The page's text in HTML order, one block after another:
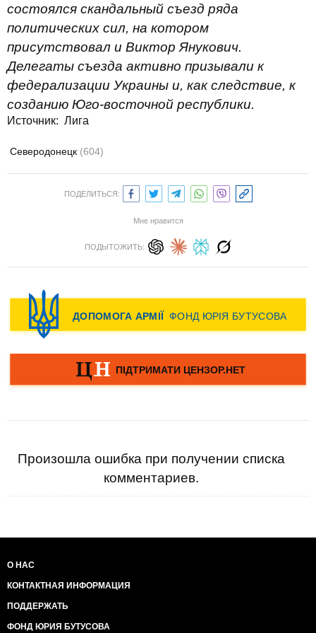
состоялся скандальный съезд ряда
политических сил, на котором
присутствовал и Виктор Янукович.
Делегаты съезда активно призывали к
федерализации Украины и, как следствие, к
созданию Юго-восточной республики.
Источник: Лига
Северодонецк (604)
ПОДЕЛИТЬСЯ:
Мне нравится
ПОДЫТОЖИТЬ:
Произошла ошибка при получении списка
комментариев.
О НАС
КОНТАКТНАЯ ИНФОРМАЦИЯ
ПОДДЕРЖАТЬ
ФОНД ЮРИЯ БУТУСОВА